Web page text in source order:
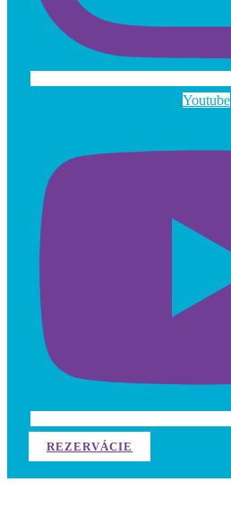
Youtube
REZERVÁCIE